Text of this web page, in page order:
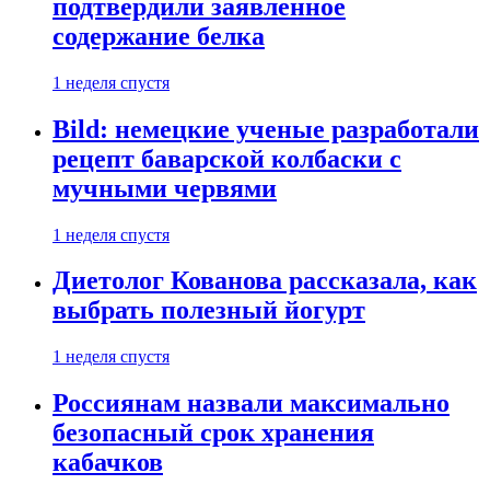
подтвердили заявленное
содержание белка
1 неделя спустя
Bild: немецкие ученые разработали
рецепт баварской колбаски с
мучными червями
1 неделя спустя
Диетолог Кованова рассказала, как
выбрать полезный йогурт
1 неделя спустя
Россиянам назвали максимально
безопасный срок хранения
кабачков